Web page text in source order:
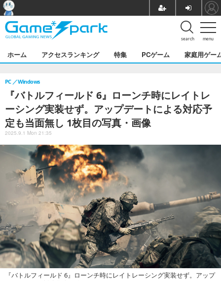
menu
search
ホーム アクセスランキング 特集 PCゲーム 家庭用ゲー
『バトルフィールド 6』ローンチ時にレイトレ
ーシング実装せず。アップデートによる対応予
定も当面無し 1枚目の写真・画像
PC Windows
2025.9.1 Mon 21:35
『バトルフィールド 6』ローンチ時にレイトレーシング実装せず。アップ